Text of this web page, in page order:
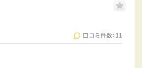
口コミ件数：11